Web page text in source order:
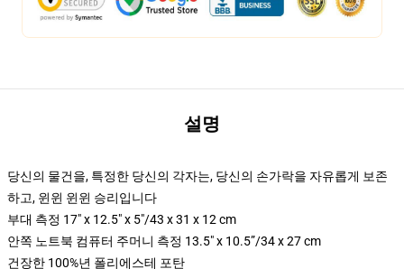
설명
당신의 물건을, 특정한 당신의 각자는, 당신의 손가락을 자유롭게 보존
하고, 윈윈 윈윈 승리입니다
부대 측정 17" x 12.5" x 5"/43 x 31 x 12 cm
안쪽 노트북 컴퓨터 주머니 측정 13.5" x 10.5”/34 x 27 cm
건장한 100%년 폴리에스테 포탄